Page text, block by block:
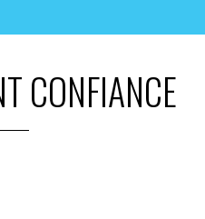
CONFIANCE